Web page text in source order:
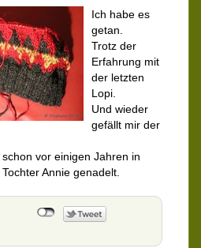
Ich habe es
getan.
Trotz der
Erfahrung mit
der letzten
Lopi.
Und wieder
gefällt mir der
vor einigen Jahren in
Annie genadelt.